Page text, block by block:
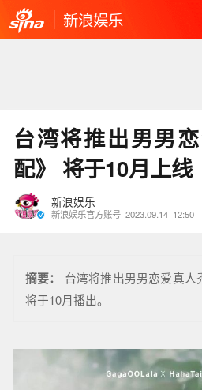
新浪娱乐
台湾将推出男男
配》 将于10月上线
新浪娱乐
新浪娱乐官方账号 2023.09.14 12:50
摘要：
台湾将推出男男恋爱真人
将于10月播出。